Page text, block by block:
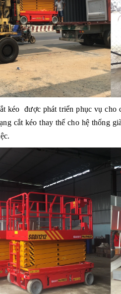
kéo được phát triển phục vụ cho
cắt kéo thay thế cho hệ thống